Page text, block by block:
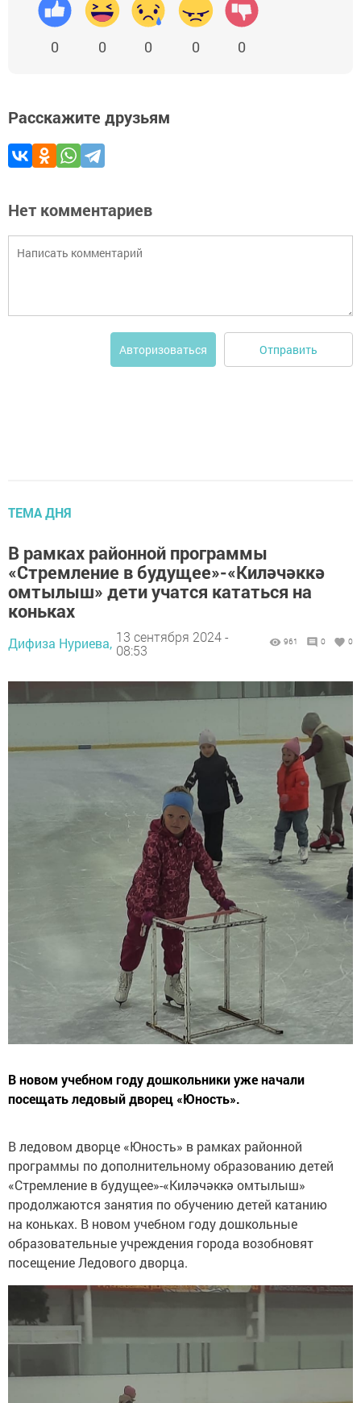
0 0 0 0 0
Расскажите друзьям
Нет комментариев
Авторизоваться Отправить
ТЕМА ДНЯ
В рамках районной программы
«Стремление в будущее»-«Киләчәккә
омтылыш» дети учатся кататься на
коньках
Дифиза Нуриева, 13 сентября 2024 -
08:53
961 0 0
В новом учебном году дошкольники уже начали
посещать ледовый дворец «Юность».
В ледовом дворце «Юность» в рамках районной
программы по дополнительному образованию детей
«Стремление в будущее»-«Киләчәккә омтылыш»
продолжаются занятия по обучению детей катанию
на коньках. В новом учебном году дошкольные
образовательные учреждения города возобновят
посещение Ледового дворца.